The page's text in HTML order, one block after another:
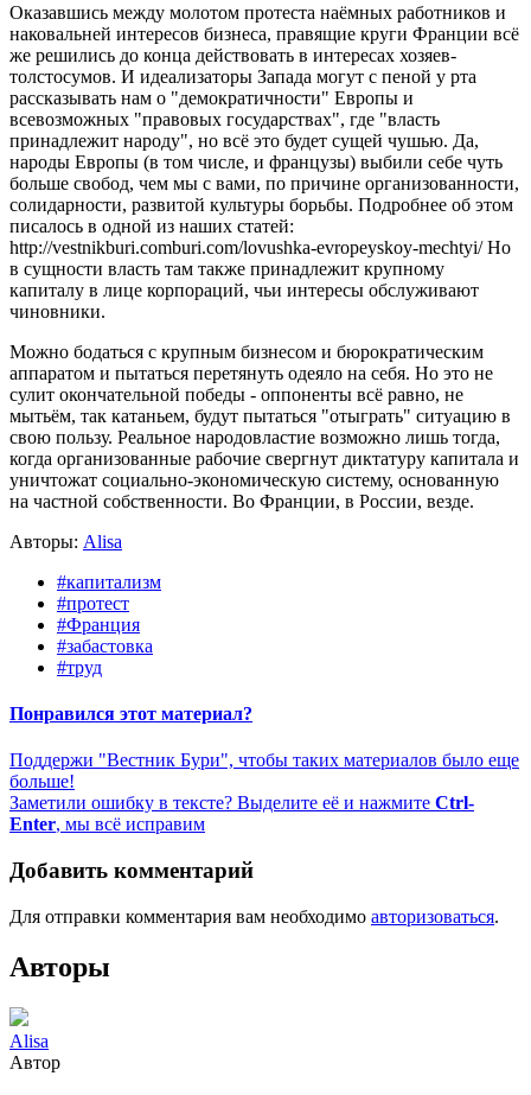
Оказавшись между молотом протеста наёмных работников и
наковальней интересов бизнеса, правящие круги Франции всё
же решились до конца действовать в интересах хозяев-
толстосумов. И идеализаторы Запада могут с пеной у рта
рассказывать нам о "демократичности" Европы и
всевозможных "правовых государствах", где "власть
принадлежит народу", но всё это будет сущей чушью. Да,
народы Европы (в том числе, и французы) выбили себе чуть
больше свобод, чем мы с вами, по причине организованности,
солидарности, развитой культуры борьбы. Подробнее об этом
писалось в одной из наших статей:
http://vestnikburi.comburi.com/lovushka-evropeyskoy-mechtyi/ Но
в сущности власть там также принадлежит крупному
капиталу в лице корпораций, чьи интересы обслуживают
чиновники.
Можно бодаться с крупным бизнесом и бюрократическим
аппаратом и пытаться перетянуть одеяло на себя. Но это не
сулит окончательной победы - оппоненты всё равно, не
мытьём, так катаньем, будут пытаться "отыграть" ситуацию в
свою пользу. Реальное народовластие возможно лишь тогда,
когда организованные рабочие свергнут диктатуру капитала и
уничтожат социально-экономическую систему, основанную
на частной собственности. Во Франции, в России, везде.
Авторы: Alisa
#капитализм
#протест
#Франция
#забастовка
#труд
Понравился этот материал?
Поддержи "Вестник Бури", чтобы таких материалов было еще
больше!
Заметили ошибку в тексте? Выделите её и нажмите Ctrl-
Enter, мы всё исправим
Добавить комментарий
Для отправки комментария вам необходимо авторизоваться.
Авторы
Alisa
Автор